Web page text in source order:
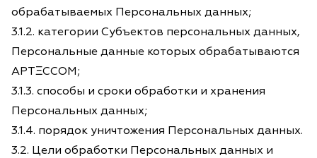
обрабатываемых Персональных данных;
3.1.2. категории Субъектов персональных данных,
Персональные данные которых обрабатываются
АРТΞССОМ;
3.1.3. способы и сроки обработки и хранения
Персональных данных;
3.1.4. порядок уничтожения Персональных данных.
3.2. Цели обработки Персональных данных и